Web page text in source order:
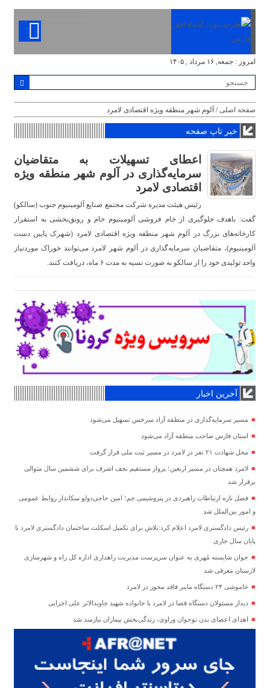
امروز : جمعه, ۱۶ مرداد , ۱۴۰۵
صفحه اصلی/ آلوم شهر منطقه ویژه اقتصادی لامرد
خبر تاپ صفحه
اعطای تسهیلات به متقاضیان
سرمایه‌گذاری در آلوم شهر منطقه ویژه
اقتصادی لامرد
رئیس هیئت مدیره شرکت مجتمع صنایع آلومینیوم جنوب (سالکو)
گفت: باهدف جلوگیری از خام فروشی آلومینیوم خام و رونق‌بخشی به استقرار
کارخانه‌های بزرگ در آلوم شهر منطقه ویژه اقتصادی لامرد (شهرک پایین دست
آلومینیوم)، متقاضیان سرمایه‌گذاری در آلوم شهر لامرد می‌توانند خوراک موردنیاز
واحد تولیدی خود را از سالکو به صورت نسیه به مدت ۶ ماه، دریافت کنند.
آخرین اخبار
مسیر سرمایه‌گذاری در منطقه آزاد سرخس تسهیل می‌شود
استان فارس صاحب منطقه آزاد می‌شود
محل شهادت ۲۱ نفر در لامرد در مسیر ثبت ملی قرار گرفت
لامرد همچنان در مسیر اربعین؛ پرواز مستقیم نجف اشرف برای ششمین سال متوالی
برقرار شد
فصل تازه ارتباطات راهبردی در پتروشیمی جم؛ امین حاجی‌دولو سکاندار روابط عمومی
و امور بین‌الملل شد
رئیس دادگستری لامرد اعلام کرد:تلاش برای تکمیل اسکلت ساختمان دادگستری لامرد تا
پایان سال جاری
جوان شایسته مُهری به عنوان سرپرست مدیریت راهداری اداره کل راه و شهرسازی
لارستان معرفی شد
خاموشی ۲۴ دستگاه ماینر فاقد مجوز در لامرد
دیدار مسئولان دستگاه قضا در لامرد با خانواده شهید جاویدالاثر علی اجرایی
اهدای اعضای بدن نوجوان وراوی، زندگی‌بخش بیماران نیازمند شد